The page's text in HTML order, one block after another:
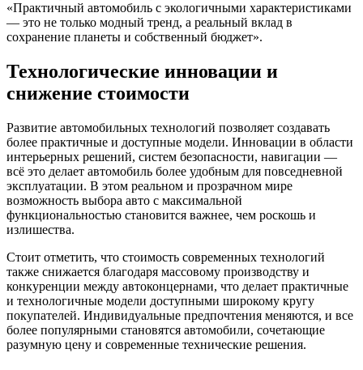
«Практичный автомобиль с экологичными характеристиками
— это не только модный тренд, а реальный вклад в
сохранение планеты и собственный бюджет».
Технологические инновации и
снижение стоимости
Развитие автомобильных технологий позволяет создавать
более практичные и доступные модели. Инновации в области
интерьерных решений, систем безопасности, навигации —
всё это делает автомобиль более удобным для повседневной
эксплуатации. В этом реальном и прозрачном мире
возможность выбора авто с максимальной
функциональностью становится важнее, чем роскошь и
излишества.
Стоит отметить, что стоимость современных технологий
также снижается благодаря массовому производству и
конкуренции между автоконцернами, что делает практичные
и технологичные модели доступными широкому кругу
покупателей. Индивидуальные предпочтения меняются, и все
более популярными становятся автомобили, сочетающие
разумную цену и современные технические решения.